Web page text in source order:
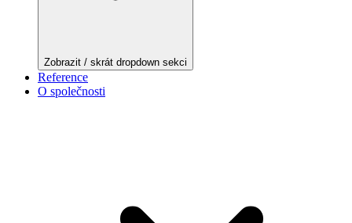
Zobrazit / skrát dropdown sekci
Reference
O společnosti